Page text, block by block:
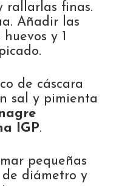
rallarlas finas.
Añadir las
y 1
de cáscara
sal y pimienta
IGP.
pequeñas
diámetro y